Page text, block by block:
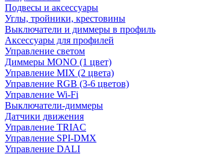
Подвесы и аксессуары
Углы, тройники, крестовины
Выключатели и диммеры в профиль
Аксессуары для профилей
Управление светом
Диммеры MONO (1 цвет)
Управление MIX (2 цвета)
Управление RGB (3-6 цветов)
Управление Wi-Fi
Выключатели-диммеры
Датчики движения
Управление TRIAC
Управление SPI-DMX
Управление DALI